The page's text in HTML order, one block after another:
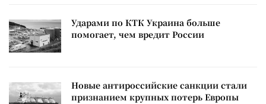
Ударами по КТК Украина больше
помогает, чем вредит России
Новые антироссийские санкции стали
признанием крупных потерь Европы